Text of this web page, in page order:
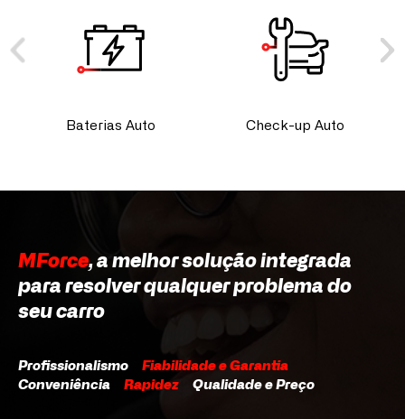
Baterias Auto Check-up Auto
MForce, a melhor solução integrada
para resolver qualquer problema do
seu carro
Profissionalismo Fiabilidade e Garantia
Conveniência Rapidez Qualidade e Preço